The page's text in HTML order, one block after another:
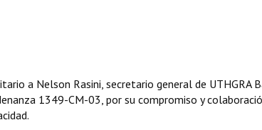
a Nelson Rasini, secretario general de UTHGRA
1349-CM-03, por su compromiso y